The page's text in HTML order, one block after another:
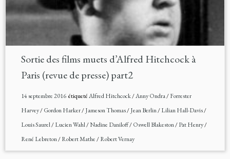
Sortie des films muets d’Alfred Hitchcock à
Paris (revue de presse) part2
14 septembre 2016étiquetéAlfred Hitchcock/Anny Ondra/Forrester
Harvey/Gordon Harker/Jameson Thomas/Jean Berlin/Lilian Hall-Davis/
Louis Saurel/Lucien Wahl/Nadine Daniloff/Oswell Blakeston/Pat Henry/
René Lebreton/Robert Mathe/Robert Vernay